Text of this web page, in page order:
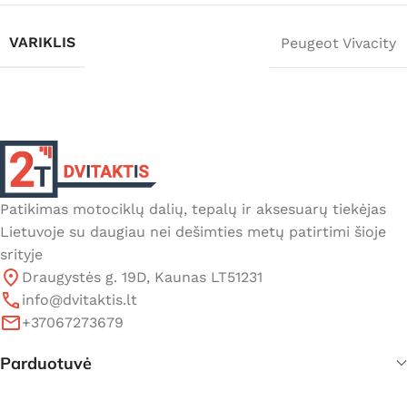
VARIKLIS Peugeot Vivacity
Patikimas motociklų dalių, tepalų ir aksesuarų tiekėjas
Lietuvoje su daugiau nei dešimties metų patirtimi šioje
srityje
Draugystės g. 19D, Kaunas LT51231
info@dvitaktis.lt
+37067273679
Parduotuvė